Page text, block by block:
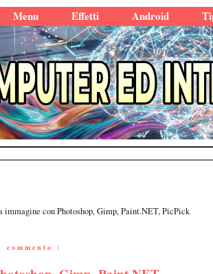
Menu Effetti Android
con Photoshop, Gimp, Paint.NET, PicPick
commento :